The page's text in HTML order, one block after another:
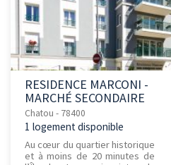
RESIDENCE MARCONI -
MARCHÉ SECONDAIRE
Chatou - 78400
1 logement disponible
Au cœur du quartier historique
et à moins de 20 minutes de